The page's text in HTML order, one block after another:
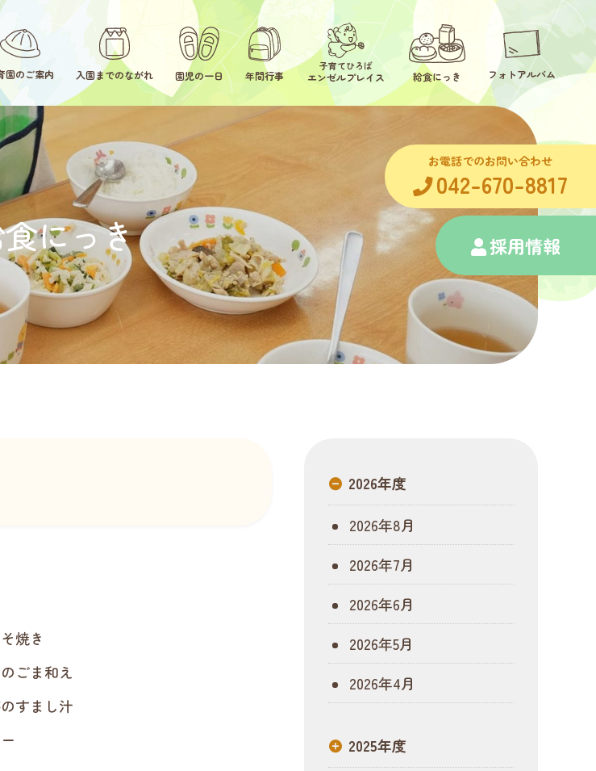
園のご案内 入園までのながれ 園児の一日 年間行事
子育てひろば
エンゼルプレイス 給食にっき フォトアルバム
お電話でのお問い合わせ
042-670-8817
採用情報
にっき
焼き
ごま和え
すまし汁
2026年度
2026年8月
2026年7月
2026年6月
2026年5月
2026年4月
2025年度